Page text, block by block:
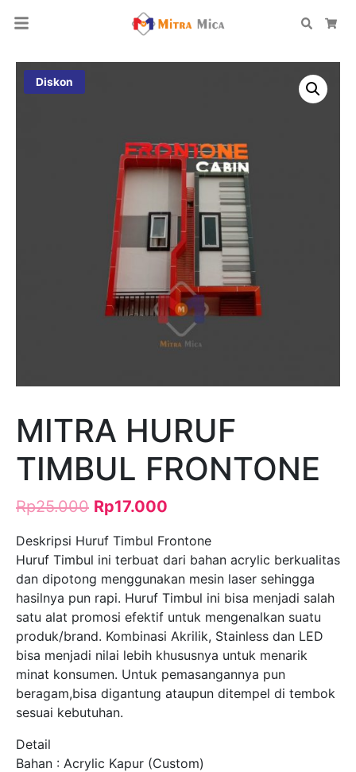
Search
Diskon
MITRA HURUF
TIMBUL FRONTONE
Rp25.000 Rp17.000
Deskripsi Huruf Timbul Frontone
Huruf Timbul ini terbuat dari bahan acrylic berkualitas
dan dipotong menggunakan mesin laser sehingga
hasilnya pun rapi. Huruf Timbul ini bisa menjadi salah
satu alat promosi efektif untuk mengenalkan suatu
produk/brand. Kombinasi Akrilik, Stainless dan LED
bisa menjadi nilai lebih khususnya untuk menarik
minat konsumen. Untuk pemasangannya pun
beragam,bisa digantung ataupun ditempel di tembok
sesuai kebutuhan.
Detail
Bahan : Acrylic Kapur (Custom)